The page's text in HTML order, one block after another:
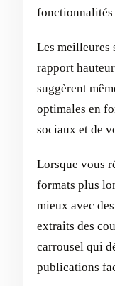
fonctionnalités
Les meilleures
rapport
suggèrent
optimales en
sociaux et de
Lorsque vous
formats plus
mieux avec
extraits des
carrousel qui
publications